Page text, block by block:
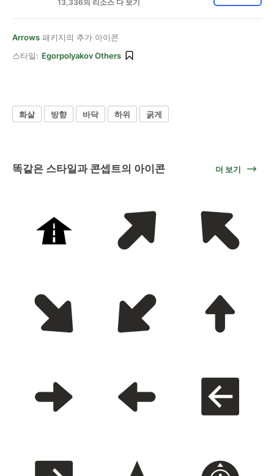
13,336의 리소스 다 보기
Arrows 패키지의 추가 아이콘
스타일: Egorpolyakov Others
화살 방향 바닥 하위 굵게
똑같은 스타일과 콘셉트의 아이콘 더 보기